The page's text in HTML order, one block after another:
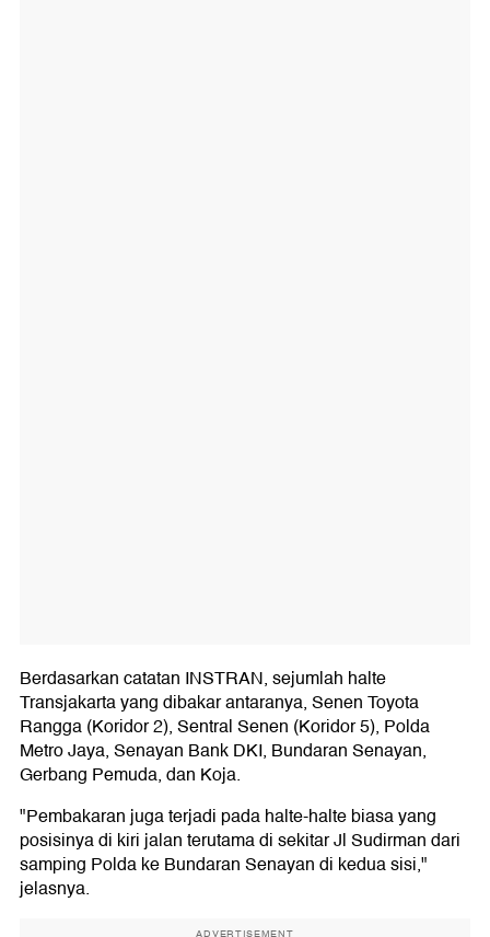
Berdasarkan catatan INSTRAN, sejumlah halte
Transjakarta yang dibakar antaranya, Senen Toyota
Rangga (Koridor 2), Sentral Senen (Koridor 5), Polda
Metro Jaya, Senayan Bank DKI, Bundaran Senayan,
Gerbang Pemuda, dan Koja.
"Pembakaran juga terjadi pada halte-halte biasa yang
posisinya di kiri jalan terutama di sekitar Jl Sudirman dari
samping Polda ke Bundaran Senayan di kedua sisi,"
jelasnya.